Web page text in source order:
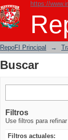
https://
Buscar
RepoFI Principal →
Buscar
Filtros
Use filtros para
Filtros actuales: